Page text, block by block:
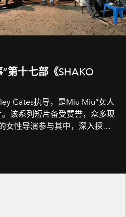
第十七部《SHAKO
Gates执导，是Miu Miu“女人
该系列短片备受赞誉，众多现
女性导演参与其中，深入探索
质。